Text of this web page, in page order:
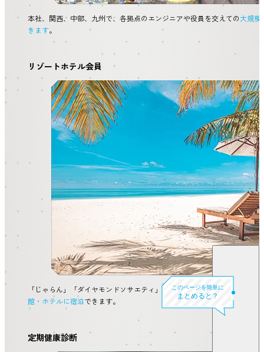
本社、関西、中部、九州で、各拠点のエンジニアや役員を交えての大規模
きます。
リゾートホテル会員
「じゃらん」「ダイヤモンドソサエティ」など通常の旅行予約サイトで
館・ホテルに宿泊できます。
定期健康診断
このページを簡単に
まとめると？